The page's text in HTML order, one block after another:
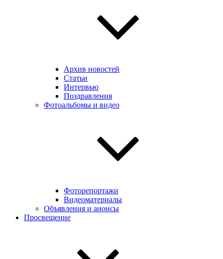
Архив новостей
Статьи
Интервью
Поздравления
Фотоальбомы и видео
Фоторепортажи
Видеоматериалы
Объявления и анонсы
Просвещение